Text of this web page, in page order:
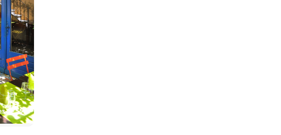
de 55€